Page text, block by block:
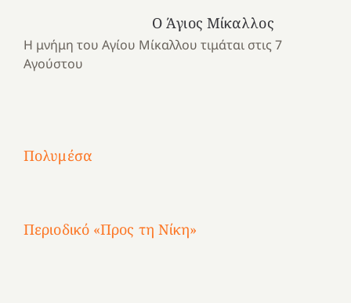
Ο Άγιος Μίκαλλος
Η μνήμη του Αγίου Μίκαλλου τιμάται στις 7
Αγούστου
Πολυμέσα
ένα
καλοκαίρι
Αγωνίστριες
Αθηνών
Νοσοκομείο
“Ερυθρός
Αγωνίστριες
Αθηνών
το
Ελληνικό
Αγωνίστριες
Αθηνών
χρόνια
καρτερούμεν»
Περιοδικό «Προς τη Νίκη»